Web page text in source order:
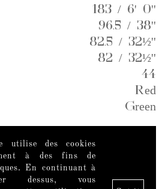
183 / 6' 0''
96.5 / 38''
82.5 / 32½''
82 / 32½''
44
Red
Green
utilise des cookies
à des fins de
En continuant à
dessus, vous